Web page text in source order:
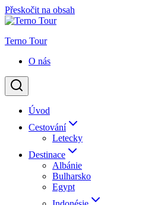
Přeskočit na obsah
Terno Tour
O nás
Úvod
Cestování
Letecky
Destinace
Albánie
Bulharsko
Egypt